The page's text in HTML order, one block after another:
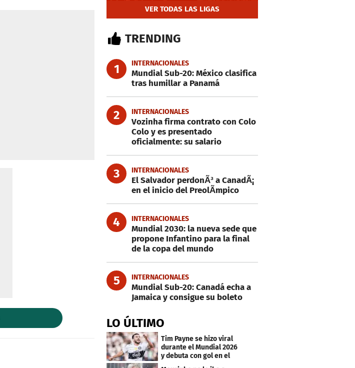
VER TODAS LAS LIGAS
TRENDING
1 INTERNACIONALES
Mundial Sub-20: México clasifica
tras humillar a Panamá
2 INTERNACIONALES
Vozinha firma contrato con Colo
Colo y es presentado
oficialmente: su salario
3 INTERNACIONALES
El Salvador perdonÃ³ a CanadÃ¡
en el inicio del PreolÃ­mpico
4 INTERNACIONALES
Mundial 2030: la nueva sede que
propone Infantino para la final
de la copa del mundo
5 INTERNACIONALES
Mundial Sub-20: Canadá echa a
Jamaica y consigue su boleto
LO ÚLTIMO
Tim Payne se hizo viral
durante el Mundial 2026
y debuta con gol en el
Olimpia